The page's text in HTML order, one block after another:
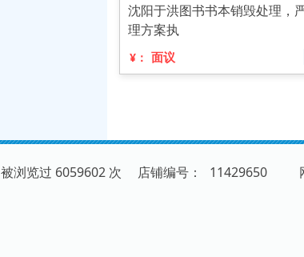
沈阳于洪图书书本销毁处理，
理方案执
¥： 面议
被浏览过 6059602 次 店铺编号： 11429650